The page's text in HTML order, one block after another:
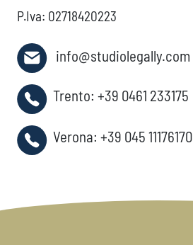
P.Iva: 02718420223
info@studiolegally.com
Trento: +39 0461 233175
Verona: +39 045 11176170